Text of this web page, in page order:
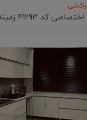
41293 زمینه مشکی